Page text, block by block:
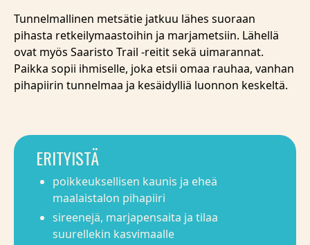
Tunnelmallinen metsätie jatkuu lähes suoraan
pihasta retkeilymaastoihin ja marjametsiin. Lähellä
ovat myös Saaristo Trail -reitit sekä uimarannat.
Paikka sopii ihmiselle, joka etsii omaa rauhaa, vanhan
pihapiirin tunnelmaa ja kesäidylliä luonnon keskeltä.
ERITYISTÄ
poikkeuksellisen kaunis ja eheä
maalaistalon pihapiiri
sireenejä, marjapensaita ja tilaa
suurellekin kasvimaalle